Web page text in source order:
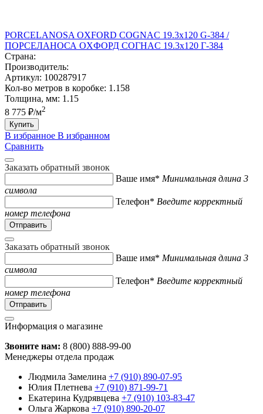
PORCELANOSA OXFORD COGNAC 19.3х120 G-384 /
ПОРCЕЛАНОСА ОXФОРД CОГНАC 19.3х120 Г-384
Страна:
Производитель:
Артикул: 100287917
Кол-во метров в коробке: 1.158
Толщина, мм: 1.15
8 775 ₽/м2
Купить
В избранное В избранном
Сравнить
Заказать обратный звонок
Ваше имя* Минимальная длина 3
символа
Телефон* Введите корректный
номер телефона
Заказать обратный звонок
Ваше имя* Минимальная длина 3
символа
Телефон* Введите корректный
номер телефона
Информация о магазине
Звоните нам: 8 (800) 888-99-00
Менеджеры отдела продаж
Людмила Замелина +7 (910) 890-07-95
Юлия Плетнева +7 (910) 871-99-71
Екатерина Кудрявцева +7 (910) 103-83-47
Ольга Жаркова +7 (910) 890-20-07